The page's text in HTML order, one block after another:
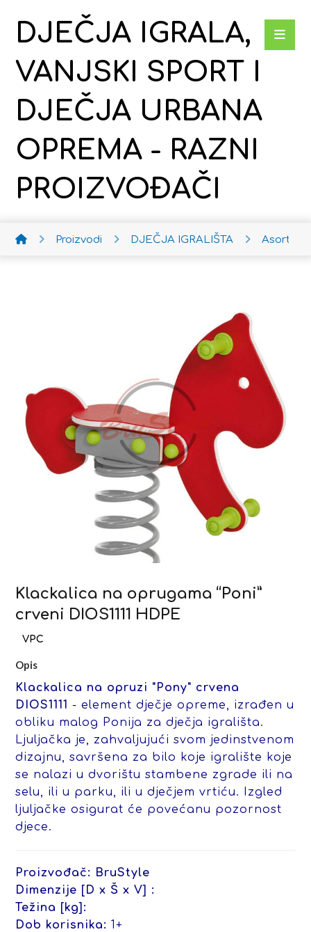
DJEČJA IGRALA,
VANJSKI SPORT I
DJEČJA URBANA
OPREMA - RAZNI
PROIZVOĐAČI
Proizvodi DJEČJA IGRALIŠTA
Klackalica na oprugama “Poni”
crveni DIOS1111 HDPE
Opis
Klackalica na opruzi "Pony" crvena
DIOS1111 - element dječje opreme, izrađen u
obliku malog Ponija za dječja igrališta.
Ljuljačka je, zahvaljujući svom jedinstvenom
dizajnu, savršena za bilo koje igralište koje
se nalazi u dvorištu stambene zgrade ili na
selu, ili u parku, ili u dječjem vrtiću. Izgled
ljuljačke osigurat će povećanu pozornost
djece.
Proizvođač:
BruStyle
Dimenzije [D x Š x V] :
Težina [kg]:
Dob korisnika: 1+